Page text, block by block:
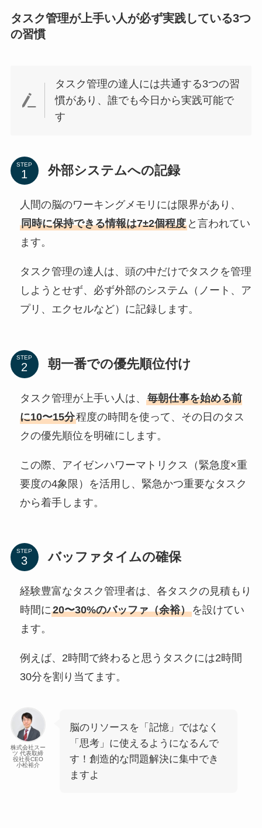
タスク管理が上手い人が必ず実践している3つ
の習慣
タスク管理の達人には共通する3つの習
慣があり、誰でも今日から実践可能で
す
STEP 外部システムへの記録
人間の脳のワーキングメモリには限界があり、
同時に保持できる情報は7±2個程度と言われてい
ます。
タスク管理の達人は、頭の中だけでタスクを管理
しようとせず、必ず外部のシステム（ノート、ア
プリ、エクセルなど）に記録します。
STEP 朝一番での優先順位付け
タスク管理が上手い人は、 毎朝仕事を始める前
に10〜15分程度の時間を使って、その日のタス
クの優先順位を明確にします。
この際、アイゼンハワーマトリクス（緊急度×重
要度の4象限）を活用し、緊急かつ重要なタスク
から着手します。
STEP バッファタイムの確保
経験豊富なタスク管理者は、各タスクの見積もり
時間に20〜30%のバッファ（余裕）を設けてい
ます。
例えば、2時間で終わると思うタスクには2時間
30分を割り当てます。
株式会社スー
ツ 代表取締
役社長CEO
小松裕介
脳のリソースを「記憶」ではなく
「思考」に使えるようになるんで
す！創造的な問題解決に集中でき
ますよ